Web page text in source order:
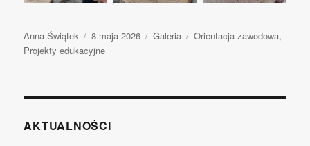
Autor
Anna Świątek Opublikowano
8 maja 2026
Format
Galeria Kategorie
Orientacja zawodowa,
Projekty edukacyjne
AKTUALNOŚCI